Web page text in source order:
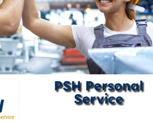
PSH Personal
Service